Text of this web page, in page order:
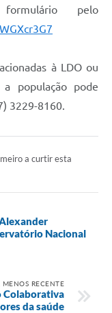
pelo
à LDO ou
população pode
3229-8160.
a curtir esta
Nacional
RECENTE
Colaborativa
da saúde